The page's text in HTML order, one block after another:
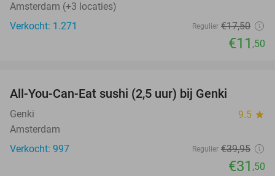
Amsterdam (+3 locaties)
Verkocht: 1.271
Regulier €17,50
€11 ,50
All-You-Can-Eat sushi (2,5 uur) bij Genki
Genki 9.5 star
Amsterdam
Verkocht: 997
Regulier €39,95
€31 ,50